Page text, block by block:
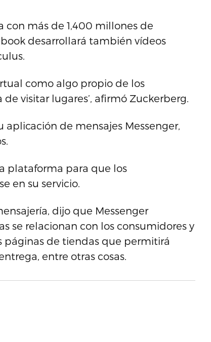
con más de 1,400 millones de
desarrollará también vídeos
como algo propio de los
visitar lugares’, afirmó Zuckerberg.
de mensajes Messenger,
plataforma para que los
en su servicio.
dijo que Messenger
se relacionan con los consumidores y
páginas de tiendas que permitirá
entre otras cosas.